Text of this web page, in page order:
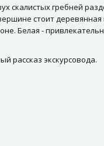
скалистых гребней
стоит
Белая -
рассказ экскурсовода.